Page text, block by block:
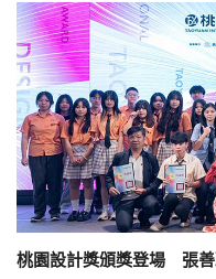
桃園設計獎頒獎登場 張